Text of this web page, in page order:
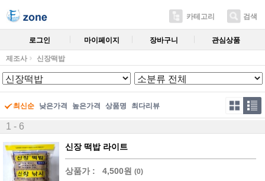
카테고리 검색
로그인 마이페이지 장바구니 관심상품
제조사 신장떡밥
최신순 낮은가격 높은가격 상품명 최다리뷰
1 - 6
신장 떡밥 라이트
상품가 : 4,500원 (0)